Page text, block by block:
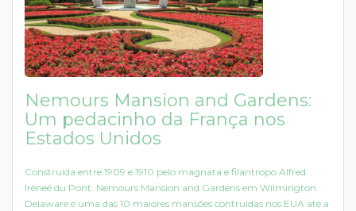
Nemours Mansion and Gardens:
Um pedacinho da França nos
Estados Unidos
Construída entre 1909 e 1910 pelo magnata e filantropo Alfred
Iréneé du Pont. Nemours Mansion and Gardens em Wilmington
Delaware é uma das 10 maiores mansões contruídas nos EUA até a